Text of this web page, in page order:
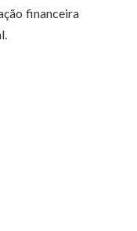
financeira